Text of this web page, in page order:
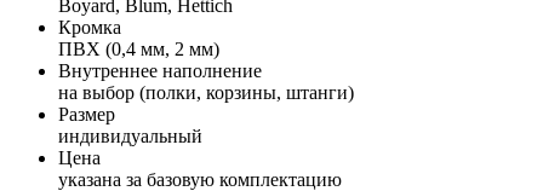
Boyard, Blum, Hettich
Кромка
ПВХ (0,4 мм, 2 мм)
Внутреннее наполнение
на выбор (полки, корзины, штанги)
Размер
индивидуальный
Цена
указана за базовую комплектацию